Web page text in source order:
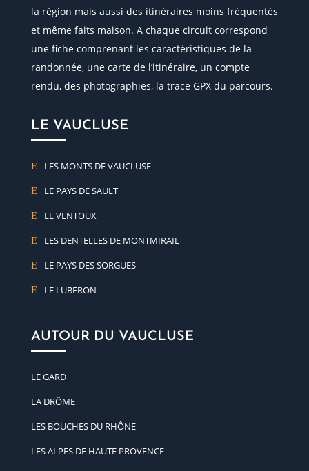
la région mais aussi des itinéraires moins fréquentés
et même faits maison. A chaque circuit correspond
une fiche comprenant les caractéristiques de la
randonnée, une carte de l’itinéraire, un compte
rendu, des photographies, la trace GPX du parcours.
LE VAUCLUSE
LES MONTS DE VAUCLUSE
LE PAYS DE SAULT
LE VENTOUX
LES DENTELLES DE MONTMIRAIL
LE PAYS DES SORGUES
LE LUBERON
AUTOUR DU VAUCLUSE
LE GARD
LA DRÔME
LES BOUCHES DU RHÔNE
LES ALPES DE HAUTE PROVENCE